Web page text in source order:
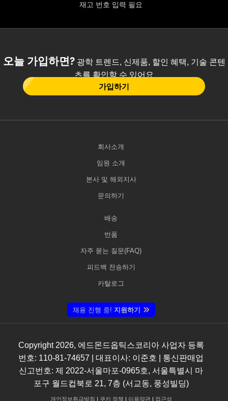
재고 번호 입력 필요
오늘 가입하면?광학 트렌드, 신제품, 할인 혜택, 기술 콘텐
츠를 확인할 수 있어요
가입하기
회사소개
임원 소개
본사 및 해외지사
문의하기
배송
반품
자주 묻는 질문(FAQ)
피드백 전송하기
카탈로그
채용 진행 중! 지원하기
Copyright2026, 에드몬드옵틱스코리아 사업자 등록
번호: 110-81-74657 | 대표이사: 이준호 | 통신판매업
신고번호: 제 2022-서울마포-0965호, 서울특별시 마
포구 월드컵북로 21, 7층 (서교동, 풍성빌딩)
개인정보취급방침 쿠키 정책 이용약관| 접근성